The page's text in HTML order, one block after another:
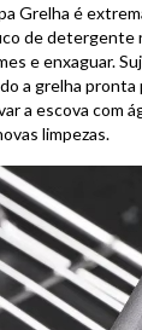
Grelha é
de detergente
e enxaguar.
a grelha pronta
a escova com
limpezas.